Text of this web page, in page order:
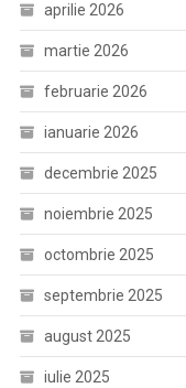
aprilie 2026
martie 2026
februarie 2026
ianuarie 2026
decembrie 2025
noiembrie 2025
octombrie 2025
septembrie 2025
august 2025
iulie 2025